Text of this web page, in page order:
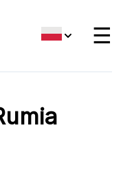
☰